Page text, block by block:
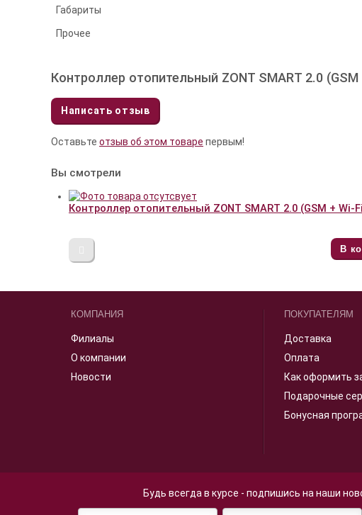
Габариты
Прочее
Контроллер отопительный ZONT SMART 2.0
Написать отзыв
Оставьте отзыв об этом товаре первым!
Вы смотрели
Контроллер отопительный ZONT SMART 2.0 (GSM + Wi-
В
КОМПАНИЯ
Филиалы
О компании
Новости
ПОКУПАТЕЛЯМ
Доставка
Оплата
Как оформить
Подарочные
Бонусная
Будь всегда в курсе - подпишись на наши